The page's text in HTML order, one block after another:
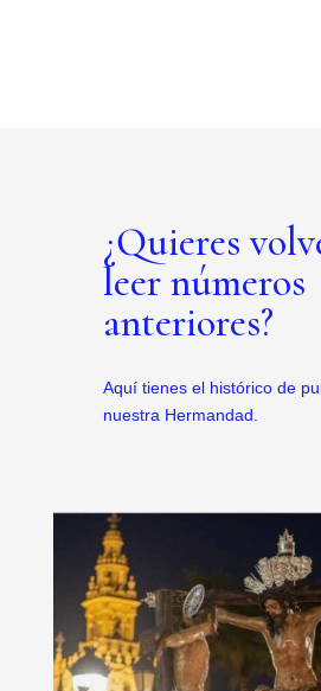
¿Quieres
leer números
anteriores?
Aquí tienes el histórico de
nuestra Hermandad.